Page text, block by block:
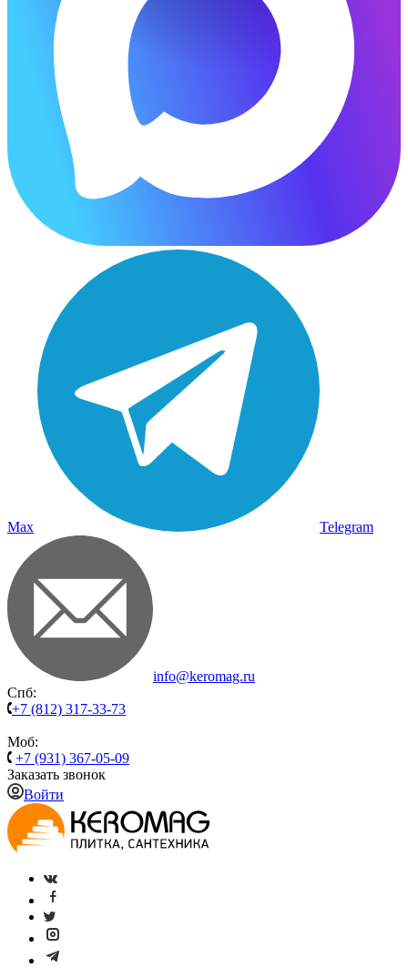
Max Telegram
info@keromag.ru
Спб:
+7 (812) 317-33-73
Моб:
+7 (931) 367-05-09
Заказать звонок
Войти